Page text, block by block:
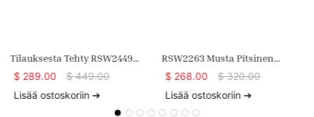
Tilauksesta Tehty RSW2449
Korkeahuippumekko,
Pitsi, Musta, Hää- Ja
$ 289.00 $449.00
Lisää ostoskoriin ➔
RSW2263 Musta Pitsinen
Pitkähihainen, Korkealla
Linjainen Iltapuku
$ 268.00 $320.00
Lisää ostoskoriin ➔